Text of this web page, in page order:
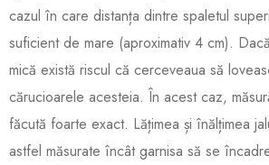
cazul în care distanța dintre spaletul
suficient de mare (aproximativ 4 cm).
mică există riscul că cerceveaua să
cărucioarele acesteia. În acest caz,
făcută foarte exact. Lățimea și înălțimea
astfel măsurate încât garnisa să se